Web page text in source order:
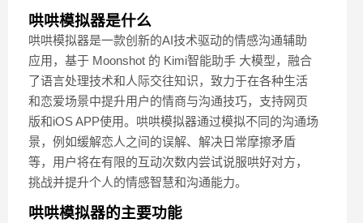
哄哄模拟器是什么
哄哄模拟器是一款创新的AI技术驱动的情感沟通辅助
应用，基于 Moonshot 的 Kimi智能助手 大模型，融合
了语言处理技术和人际交往知识，致力于在各种生活
和恋爱场景中提升用户的情商与沟通技巧，支持网页
版和iOS APP使用。哄哄模拟器通过模拟不同的沟通场
景，例如缓解恋人之间的误解、解决日常摩擦矛盾
等，用户将在有限的互动次数内尝试说服哄好对方，
挑战并提升个人的情感智慧和沟通能力。
哄哄模拟器的主要功能